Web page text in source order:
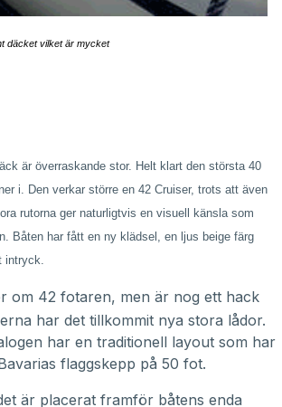
däcket vilket är mycket
är överraskande stor. Helt klart den största 40
i. Den verkar större en 42 Cruiser, trots att även
rutorna ger naturligtvis en visuell känsla som
Båten har fått en ny klädsel, en ljus beige färg
intryck.
om 42 fotaren, men är nog ett hack
har det tillkommit nya stora lådor.
har en traditionell layout som har
flaggskepp på 50 fot.
är placerat framför båtens enda